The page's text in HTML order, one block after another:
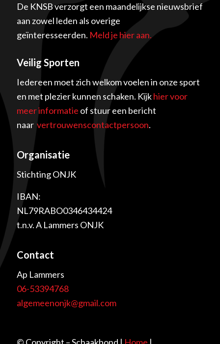
De KNSB verzorgt een maandelijkse nieuwsbrief
aan zowel leden als overige
geïnteresseerden. Meld je hier aan.
Veilig Sporten
Iedereen moet zich welkom voelen in onze sport
en met plezier kunnen schaken. Kijkhier voor
meer informatie of stuur een bericht
naar vertrouwenscontactpersoon.
Organisatie
Stichting ONJK
IBAN:
NL79RABO0346434424
t.n.v. A Lammers ONJK
Contact
Ap Lammers
06-53394768
algemeenonjk@gmail.com